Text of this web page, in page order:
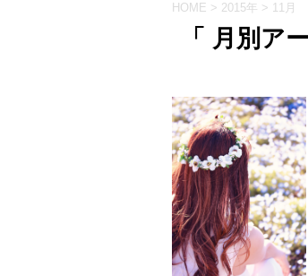
HOME > 2015年 > 11月
「 月別ア